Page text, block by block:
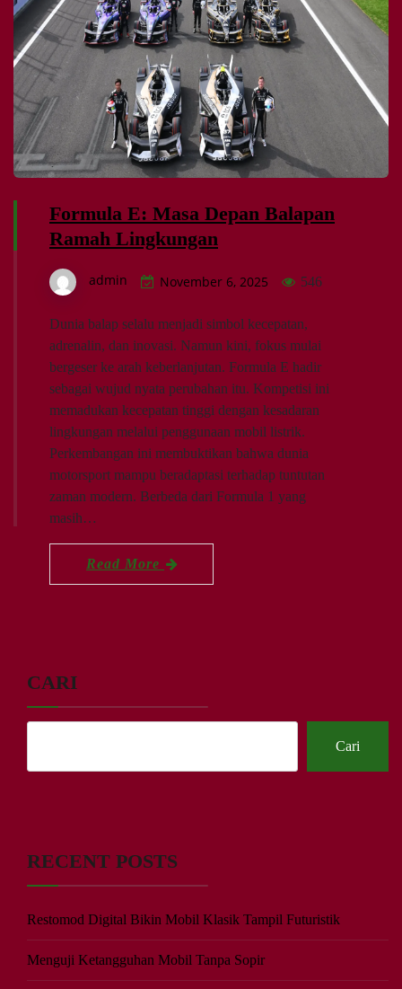
Formula E: Masa Depan Balapan
Ramah Lingkungan
admin November 6, 2025 546
Dunia balap selalu menjadi simbol kecepatan,
adrenalin, dan inovasi. Namun kini, fokus mulai
bergeser ke arah keberlanjutan. Formula E hadir
sebagai wujud nyata perubahan itu. Kompetisi ini
memadukan kecepatan tinggi dengan kesadaran
lingkungan melalui penggunaan mobil listrik.
Perkembangan ini membuktikan bahwa dunia
motorsport mampu beradaptasi terhadap tuntutan
zaman modern. Berbeda dari Formula 1 yang
masih…
Read More
CARI
Cari
RECENT POSTS
Restomod Digital Bikin Mobil Klasik Tampil Futuristik
Menguji Ketangguhan Mobil Tanpa Sopir